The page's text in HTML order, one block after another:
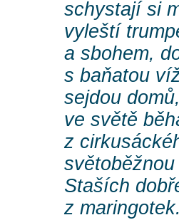
schystají si
vyleští
a sbohem,
s baňatou
sejdou
ve světě
z
Staších
z maringotek.